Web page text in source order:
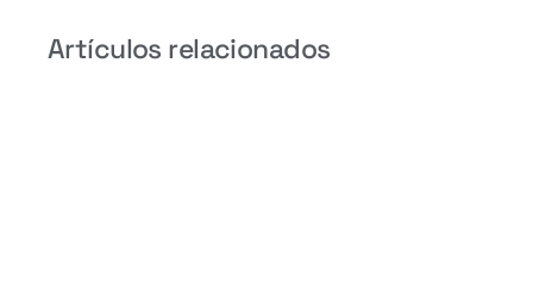
Artículos relacionados